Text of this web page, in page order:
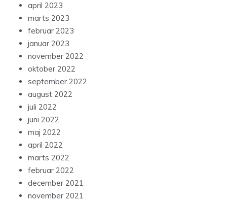
april 2023
marts 2023
februar 2023
januar 2023
november 2022
oktober 2022
september 2022
august 2022
juli 2022
juni 2022
maj 2022
april 2022
marts 2022
februar 2022
december 2021
november 2021